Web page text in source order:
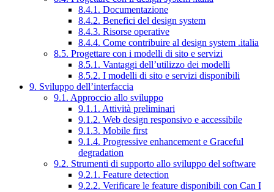
8.4.1. Documentazione
8.4.2. Benefici del design system
8.4.3. Risorse operative
8.4.4. Come contribuire al design system .italia
8.5. Progettare con i modelli di sito e servizi
8.5.1. Vantaggi dell’utilizzo dei modelli
8.5.2. I modelli di sito e servizi disponibili
9. Sviluppo dell’interfaccia
9.1. Approccio allo sviluppo
9.1.1. Attività preliminari
9.1.2. Web design responsivo e accessibile
9.1.3. Mobile first
9.1.4. Progressive enhancement e Graceful
degradation
9.2. Strumenti di supporto allo sviluppo del software
9.2.1. Feature detection
9.2.2. Verificare le feature disponibili con Can I